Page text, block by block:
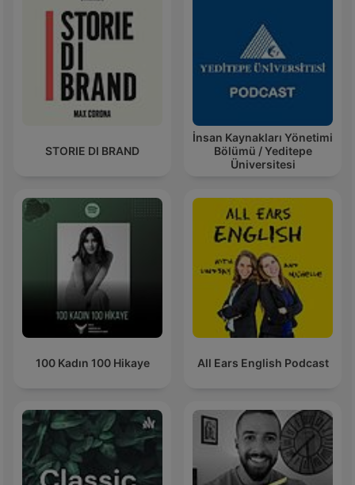
STORIE DI BRAND
İnsan Kaynakları Yönetimi
Bölümü / Yeditepe
Üniversitesi
100 Kadın 100 Hikaye All Ears English Podcast